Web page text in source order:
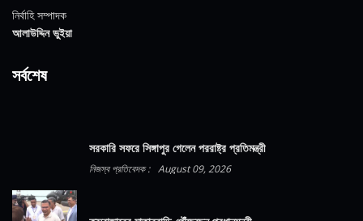
নির্বাহি সম্পাদক
আলাউদ্দিন ভুইয়া
সর্বশেষ
সরকারি সফরে সিঙ্গাপুর গেলেন পররাষ্ট্র প্রতিমন্ত্রী
নিজস্ব প্রতিবেদক : August 09, 2026